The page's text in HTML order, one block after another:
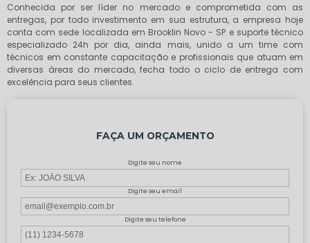
Conhecida por ser líder no mercado e comprometida com as
entregas, por todo investimento em sua estrutura, a empresa hoje
conta com sede localizada em Brooklin Novo - SP e suporte técnico
especializado 24h por dia, ainda mais, unido a um time com
técnicos em constante capacitação e profissionais que atuam em
diversas áreas do mercado, fecha todo o ciclo de entrega com
excelência para seus clientes.
FAÇA UM ORÇAMENTO
Digite seu nome
Digite seu email
Digite seu telefone